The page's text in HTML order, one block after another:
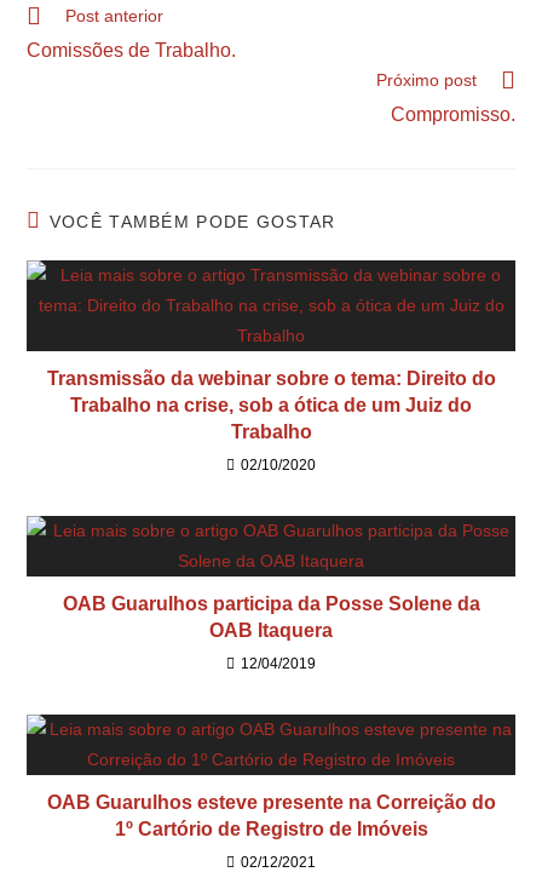
Post anterior
Comissões de Trabalho.
Próximo post
Compromisso.
VOCÊ TAMBÉM PODE GOSTAR
Transmissão da webinar sobre o tema: Direito do
Trabalho na crise, sob a ótica de um Juiz do
Trabalho
02/10/2020
OAB Guarulhos participa da Posse Solene da
OAB Itaquera
12/04/2019
OAB Guarulhos esteve presente na Correição do
1º Cartório de Registro de Imóveis
02/12/2021